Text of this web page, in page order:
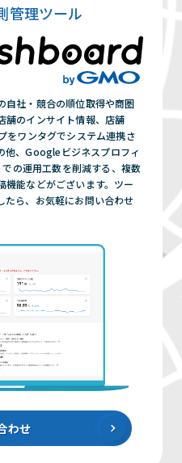
管理ツール
自社・競合の順位取得や商圏
舗のインサイト情報、店舗
をワンタグでシステム連携さ
他、Googleビジネスプロフィ
の運用工数を削減する、複数
機能などがございます。ツー
たら、お気軽にお問い合わせ
わせ